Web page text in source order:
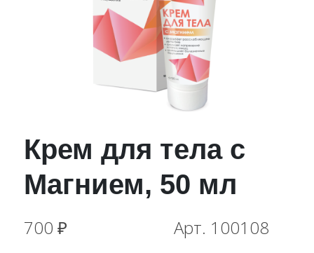
Крем для тела с
Магнием, 50 мл
700 ₽ Арт. 100108